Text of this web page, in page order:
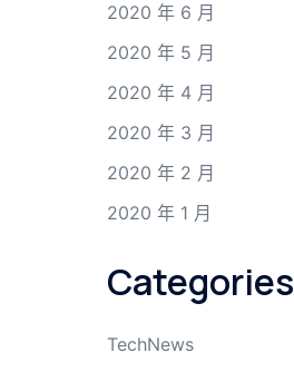
2020 年 6 月
2020 年 5 月
2020 年 4 月
2020 年 3 月
2020 年 2 月
2020 年 1 月
Categories
TechNews